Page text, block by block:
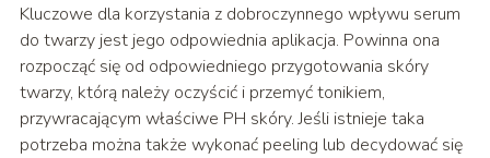
Kluczowe dla korzystania z dobroczynnego wpływu serum
do twarzy jest jego odpowiednia aplikacja. Powinna ona
rozpocząć się od odpowiedniego przygotowania skóry
twarzy, którą należy oczyścić i przemyć tonikiem,
przywracającym właściwe PH skóry. Jeśli istnieje taka
potrzeba można także wykonać peeling lub decydować się